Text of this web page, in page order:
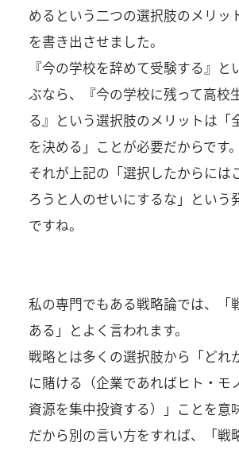
めるという二つの選択肢のメリッ
を書き出させました。
『今の学校を辞めて受験する』と
ぶなら、『今の学校に残って高校
る』という選択肢のメリットは「
を決める」ことが必要だからです。
それが上記の「選択したからには
ろうと人のせいにするな」という
ですね。
私の専門でもある戦略論では、「
ある」とよく言われます。
戦略とは多くの選択肢から「どれ
に賭ける（企業であればヒト・モ
資源を集中投資する）」ことを意
だから別の言い方をすれば、「戦